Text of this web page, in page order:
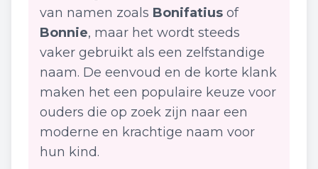
van namen zoals Bonifatius of
Bonnie, maar het wordt steeds
vaker gebruikt als een zelfstandige
naam. De eenvoud en de korte klank
maken het een populaire keuze voor
ouders die op zoek zijn naar een
moderne en krachtige naam voor
hun kind.